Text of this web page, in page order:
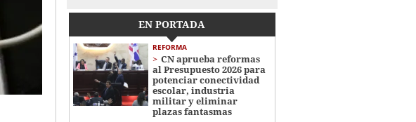
EN PORTADA
REFORMA
CN aprueba reformas
al Presupuesto 2026 para
potenciar conectividad
escolar, industria
militar y eliminar
plazas fantasmas